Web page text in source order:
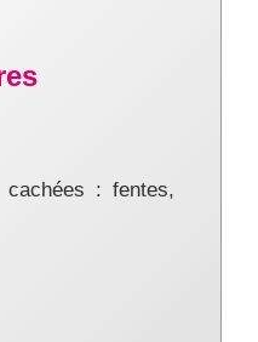
cachées : fentes,